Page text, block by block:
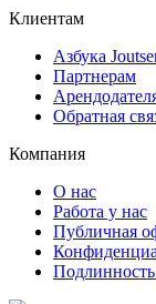
Клиентам
Азбука
Партнерам
Обратная
Компания
О нас
Работа у нас
Публичная
Подлинность